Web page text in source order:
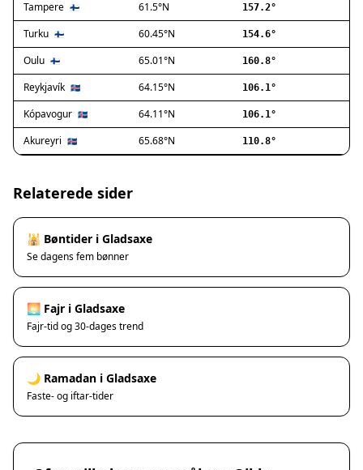
Hedehusene
Herlev
Hvidovre
Høje-Taastrup
Ishøj
Jyllinge
Lillerød
Lyngby
Vanløse
Haslev
Kalundborg
Korsør
Tampere 🇫🇮 61.5°N 157.2°
Turku 🇫🇮 60.45°N 154.6°
Oulu 🇫🇮 65.01°N 160.8°
Reykjavík 🇮🇸 64.15°N 106.1°
Kópavogur 🇮🇸 64.11°N 106.1°
Akureyri 🇮🇸 65.68°N 110.8°
Relaterede sider
🕌 Bøntider i Gladsaxe
Se dagens fem bønner
🌅 Fajr i Gladsaxe
Fajr-tid og 30-dages trend
🌙 Ramadan i Gladsaxe
Faste- og iftar-tider